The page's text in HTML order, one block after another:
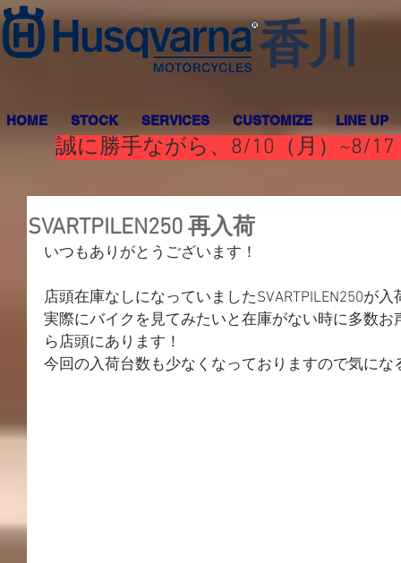
香川
HOME STOCK SERVICES CUSTOMIZE LINE UP
誠に勝手ながら、8/10（月）~8/
SVARTPILEN250 再入荷
いつもありがとうございます！
店頭在庫なしになっていましたSVARTPILEN250が
実際にバイクを見てみたいと在庫がない時に多数
ら店頭にあります！
今回の入荷台数も少なくなっておりますので気にな